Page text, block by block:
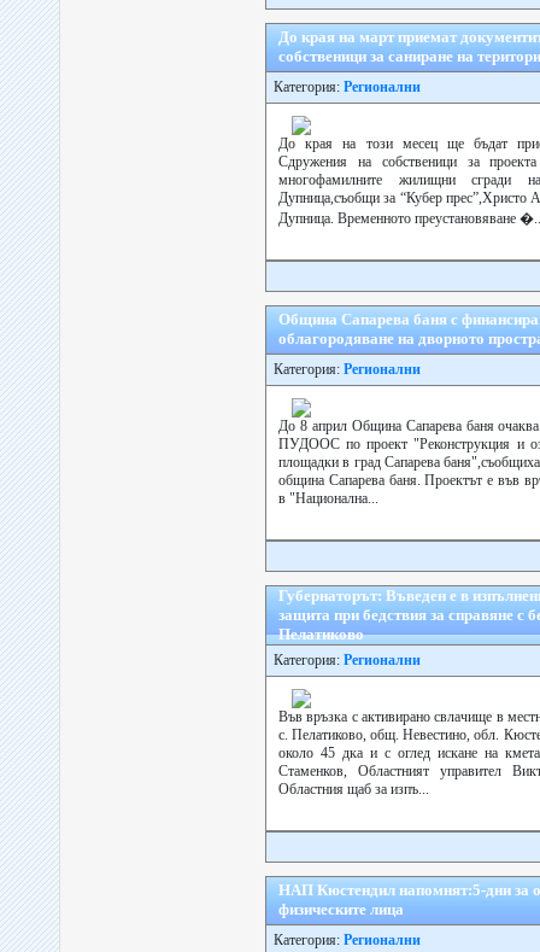
До края на март приемат
собственици за саниране на
Категория: Регионални
До края на този месец ще бъдат
Сдружения на собственици за
многофамилните жилищни сгради
Дупница,съобщи за “Кубер прес”,Христо
Дупница. Временното преустановяване
Община Сапарева баня с
облагородяване на дворното
Категория: Регионални
До 8 април Община Сапарева баня
ПУДООС по проект "Реконструкция и
площадки в град Сапарева баня",съобщиха
община Сапарева баня. Проектът е във
в "Национална...
Губернаторът: Въведен е в
защита при бедствия за справяне с
Пелатиково
Категория: Регионални
Във връзка с активирано свлачище в
с. Пелатиково, общ. Невестино, обл.
около 45 дка и с оглед искане на
Стаменков, Областният управител
Областния щаб за изпъ...
НАП Кюстендил напомнят:5-дни за
физическите лица
Категория: Регионални